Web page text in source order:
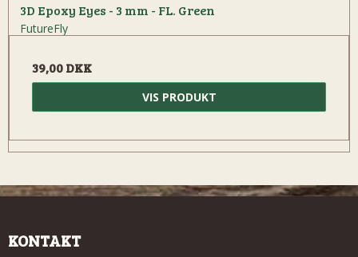
3D Epoxy Eyes - 3 mm - FL. Green
FutureFly
39,00 DKK
VIS PRODUKT
KONTAKT